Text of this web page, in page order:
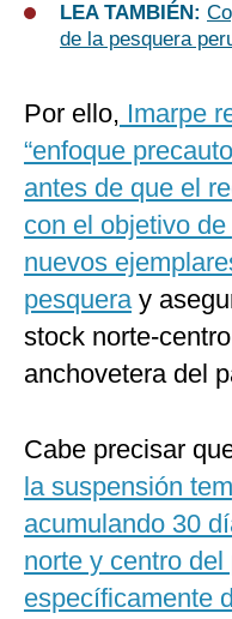
LEA TAMBIÉN:
de la pesquera
Por ello, Imarpe
“enfoque
antes de que el
con el objetivo
nuevos
pesqueray
stock norte-
anchovetera del
Cabe precisar
la suspensión
acumulando 30
norte y centro
específicamente